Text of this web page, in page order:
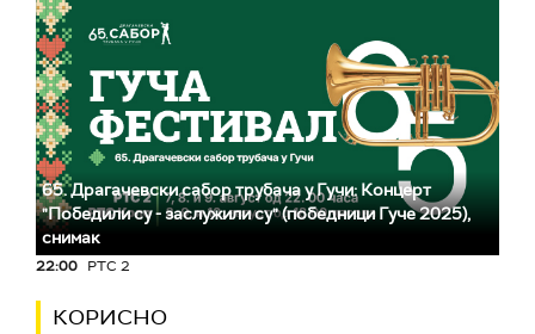
65. Драгачевски сабор трубача у Гучи: Концерт
"Победили су - заслужили су" (победници Гуче 2025),
снимак
22:00 РТС 2
КОРИСНО